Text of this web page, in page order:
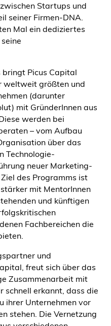
Startups und
seiner Firmen-DNA.
Mal ein dediziertes
bringt Picus Capital
weltweit größten und
(darunter
mit GründerInnen aus
werden bei
– vom Aufbau
über das
Technologie-
neuer Marketing-
des Programms ist
mit MentorInnen
und künftigen
Fachbereichen die
und
freut sich über das
Zusammenarbeit mit
schnell erkannt, dass die
ihrer Unternehmen vor
stehen. Die Vernetzung